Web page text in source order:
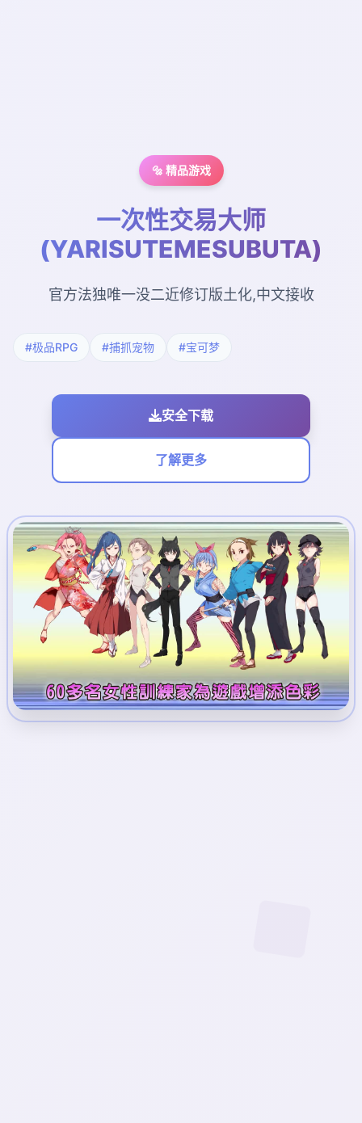
🔩 精品游戏
一次性交易大师
(YARISUTEMESUBUTA)
官方法独唯一没二近修订版土化,中文接收
#极品RPG #捕抓宠物 #宝可梦
安全下载
了解更多